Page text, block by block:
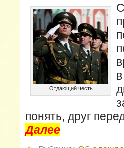
Отдающий честь
понять, друг
Далее